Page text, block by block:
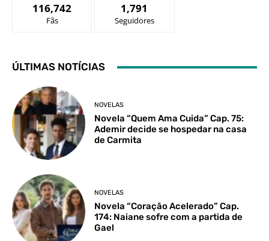
116,742
Fãs
1,791
Seguidores
ÚLTIMAS NOTÍCIAS
NOVELAS
Novela “Quem Ama Cuida” Cap. 75:
Ademir decide se hospedar na casa
de Carmita
NOVELAS
Novela “Coração Acelerado” Cap.
174: Naiane sofre com a partida de
Gael